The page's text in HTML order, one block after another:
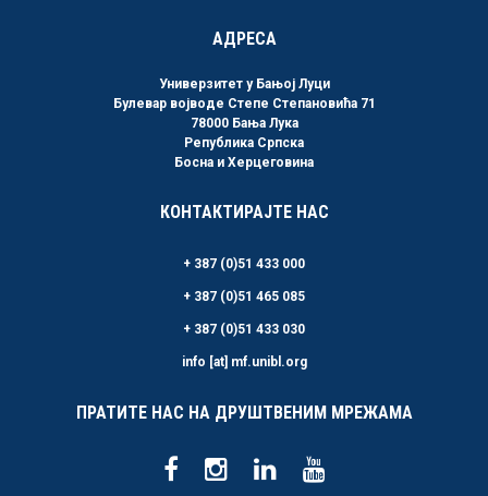
АДРЕСА
Универзитет у Бањој Луци
Булевар војводе Степе Степановића 71
78000 Бања Лука
Република Српска
Босна и Херцеговина
КОНТАКТИРАЈТЕ НАС
+ 387 (0)51 433 000
+ 387 (0)51 465 085
+ 387 (0)51 433 030
info [at] mf.unibl.org
ПРАТИТЕ НАС НА ДРУШТВЕНИМ МРЕЖАМА